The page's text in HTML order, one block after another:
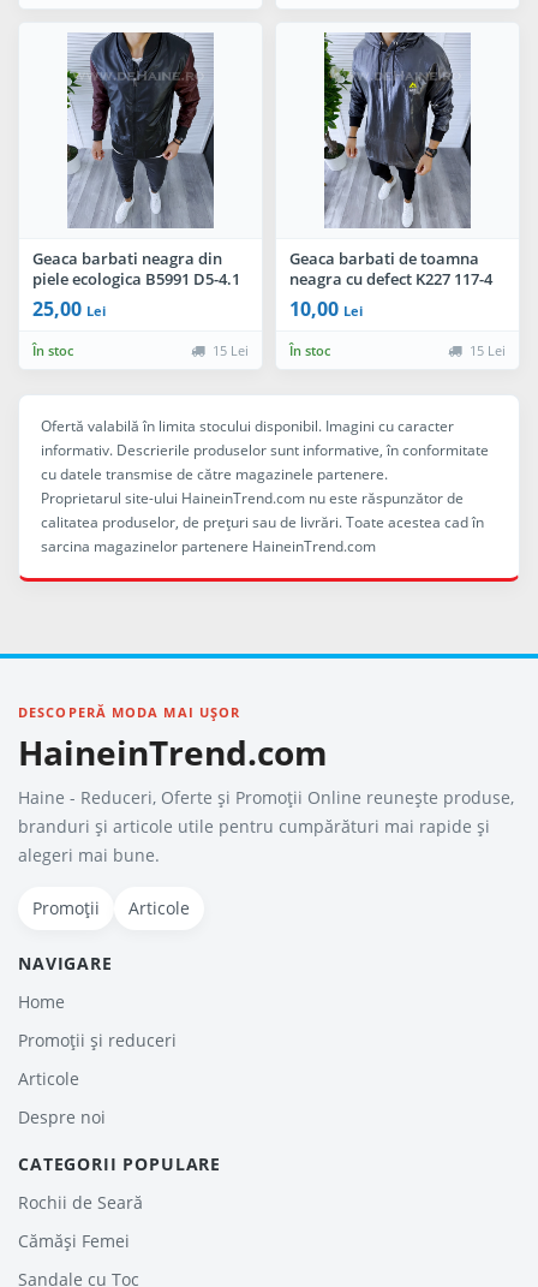
Geaca barbati neagra din
piele ecologica B5991 D5-4.1
25,00 Lei
În stoc 15 Lei
Geaca barbati de toamna
neagra cu defect K227 117-4
10,00 Lei
În stoc 15 Lei
Ofertă valabilă în limita stocului disponibil. Imagini cu caracter
informativ. Descrierile produselor sunt informative, în conformitate
cu datele transmise de către magazinele partenere.
Proprietarul site-ului HaineinTrend.com nu este răspunzător de
calitatea produselor, de preţuri sau de livrări. Toate acestea cad în
sarcina magazinelor partenere HaineinTrend.com
DESCOPERĂ MODA MAI UȘOR
HaineinTrend.com
Haine - Reduceri, Oferte şi Promoţii Online reunește produse,
branduri și articole utile pentru cumpărături mai rapide și
alegeri mai bune.
Promoții Articole
NAVIGARE
Home
Promoții și reduceri
Articole
Despre noi
CATEGORII POPULARE
Rochii de Seară
Cămăși Femei
Sandale cu Toc